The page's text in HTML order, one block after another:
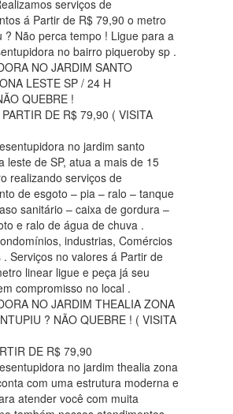
serviços de
á Partir de R$ 79,90 o metro
? Não perca tempo ! Ligue para a
no bairro piqueroby sp .
NO JARDIM SANTO
LESTE SP / 24 H
QUEBRE !
DE R$ 79,90 ( VISITA
no jardim santo
leste de SP, atua a mais de 15
realizando serviços de
de esgoto – pia – ralo – tanque
sanitário – caixa de gordura –
e ralo de água de chuva .
industrias, Comércios
Serviços no valores á Partir de
linear ligue e peça já seu
compromisso no local .
NO JARDIM THEALIA ZONA
? NÃO QUEBRE ! ( VISITA
DE R$ 79,90
no jardim thealia zona
com uma estrutura moderna e
atender você com muita